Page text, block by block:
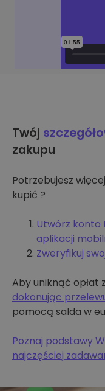
Twój
zakupu
Potrzebujesz
kupić ?
Utwórz
aplikacji
Zweryfikuj
Aby uniknąć opłat
dokonując
pomocą salda w
Poznaj podstawy
najczęściej